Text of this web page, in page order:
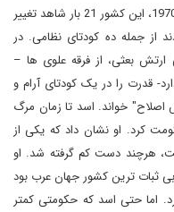
سوریه را در نظر بگیرید. بین سالهای 1946 تا 1970، این کشور 21 بار شاهد تغییر
از جمله ده کودتای نظامی. در
هوایی ارتش بعثی، از فرقه علوی ها –
قدرت را در یک کودتای آرام و
خواند. اسد تا زمان مرگ
کرد. او نشان داد که یکی از
هرچند دست کم گرفته شد. او
ثبات ترین کشور جهان عرب بود
اما حتی اسد که حکومتی کمتر